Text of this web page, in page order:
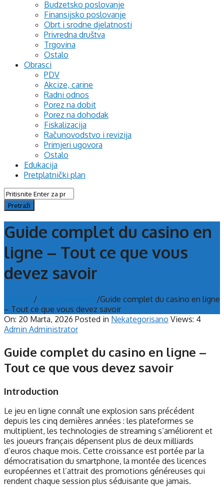
Budzetsko poslovanje
Finansijsko poslovanje
Obrt i srodne djelatnosti
Privredna društva
Trgovina
Ostalo
Obrasci
PDV
Akcize, carine
Radni odnos
Porez na dobit
Porez na dohodak
Fiskalizacija
Računovodstvo i revizija
Primjeri ugovora
Ostalo
Edukacija
Pretplatnički plan
Guide complet du casino en
ligne – Tout ce que vous
devez savoir
/ /Guide complet du casino en ligne
– Tout ce que vous devez savoir
On: 20 Marta, 2026 Posted in Nekategorisano Views: 4
Admin Administrator
Guide complet du casino en ligne –
Tout ce que vous devez savoir
Introduction
Le jeu en ligne connaît une explosion sans précédent
depuis les cinq dernières années : les plateformes se
multiplient, les technologies de streaming s’améliorent et
les joueurs français dépensent plus de deux milliards
d’euros chaque mois. Cette croissance est portée par la
démocratisation du smartphone, la montée des licences
européennes et l’attrait des promotions généreuses qui
rendent chaque session plus séduisante que jamais.